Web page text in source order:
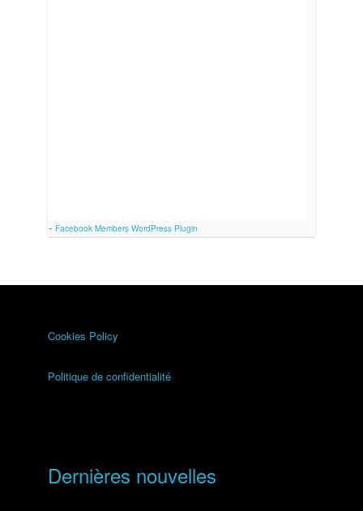
- Facebook Members WordPress Plugin
Cookies Policy
Politique de confidentialité
Dernières nouvelles